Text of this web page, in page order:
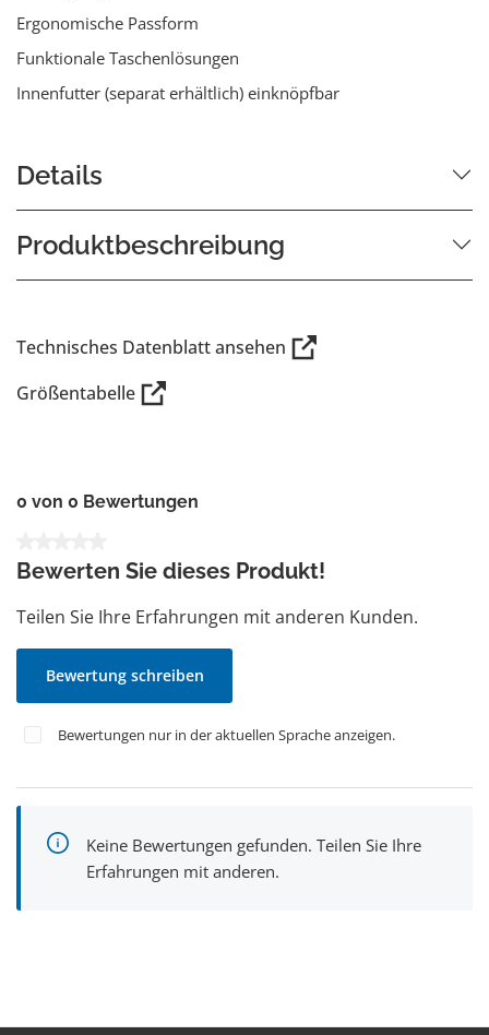
Ergonomische Passform
Funktionale Taschenlösungen
Innenfutter (separat erhältlich) einknöpfbar
Details
Produktbeschreibung
Technisches Datenblatt ansehen
Größentabelle
0 von 0 Bewertungen
Bewerten Sie dieses Produkt!
Teilen Sie Ihre Erfahrungen mit anderen Kunden.
Bewertung schreiben
Bewertungen nur in der aktuellen Sprache anzeigen.
Keine Bewertungen gefunden. Teilen Sie Ihre
Erfahrungen mit anderen.